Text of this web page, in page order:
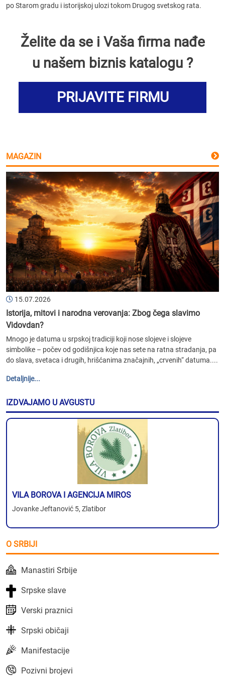
po Starom gradu i istorijskoj ulozi tokom Drugog svetskog rata.
Želite da se i Vaša firma nađe
u našem biznis katalogu ?
PRIJAVITE FIRMU
MAGAZIN
15.07.2026
Istorija, mitovi i narodna verovanja: Zbog čega slavimo
Vidovdan?
Mnogo je datuma u srpskoj tradiciji koji nose slojeve i slojeve
simbolike – počev od godišnjica koje nas sete na ratna stradanja, pa
do slava, svetaca i drugih, hrišćanima značajnih, „crvenih“ datuma....
Detaljnije...
IZDVAJAMO U AVGUSTU
VILA BOROVA I AGENCIJA MIROS
Jovanke Jeftanović 5, Zlatibor
O SRBIJI
Manastiri Srbije
Srpske slave
Verski praznici
Srpski običaji
Manifestacije
Pozivni brojevi